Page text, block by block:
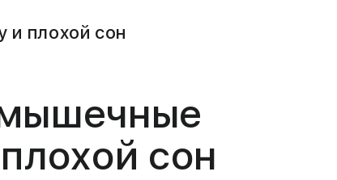
и плохой сон
мышечные
сон